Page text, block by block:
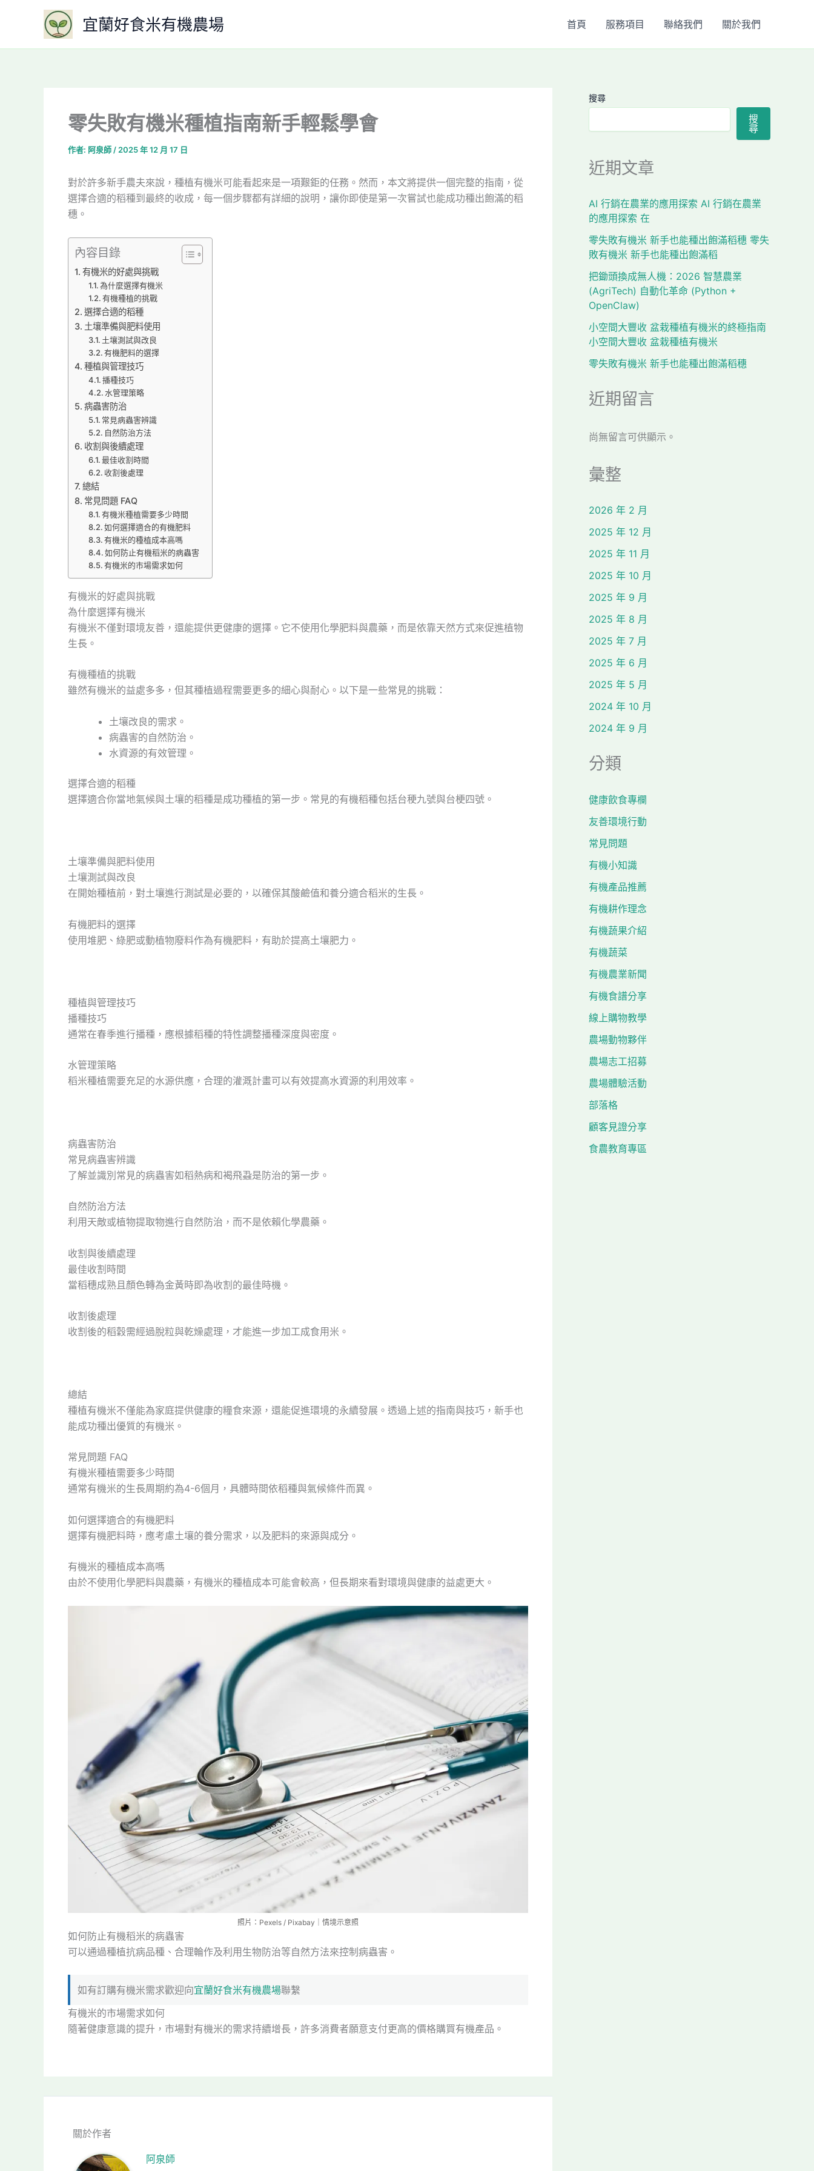
宜蘭好食米有機農場 首頁 服務項目 聯絡我們 關於我們
零失敗有機米種植指南新手輕鬆學會
作者: 阿泉師 / 2025 年 12 月 17 日
對於許多新手農夫來說，種植有機米可能看起來是一項艱鉅的任務。然而，本文將提供一個完整的指南，從
選擇合適的稻種到最終的收成，每一個步驟都有詳細的說明，讓你即使是第一次嘗試也能成功種出飽滿的稻
穗。
內容目錄
有機米的好處與挑戰
為什麼選擇有機米
有機種植的挑戰
選擇合適的稻種
土壤準備與肥料使用
土壤測試與改良
有機肥料的選擇
種植與管理技巧
播種技巧
水管理策略
病蟲害防治
常見病蟲害辨識
自然防治方法
收割與後續處理
最佳收割時間
收割後處理
總結
常見問題 FAQ
有機米種植需要多少時間
如何選擇適合的有機肥料
有機米的種植成本高嗎
如何防止有機稻米的病蟲害
有機米的市場需求如何
有機米的好處與挑戰
為什麼選擇有機米
有機米不僅對環境友善，還能提供更健康的選擇。它不使用化學肥料與農藥，而是依靠天然方式來促進植物
生長。
有機種植的挑戰
雖然有機米的益處多多，但其種植過程需要更多的細心與耐心。以下是一些常見的挑戰：
土壤改良的需求。
病蟲害的自然防治。
水資源的有效管理。
選擇合適的稻種
選擇適合你當地氣候與土壤的稻種是成功種植的第一步。常見的有機稻種包括台稉九號與台梗四號。
土壤準備與肥料使用
土壤測試與改良
在開始種植前，對土壤進行測試是必要的，以確保其酸鹼值和養分適合稻米的生長。
有機肥料的選擇
使用堆肥、綠肥或動植物廢料作為有機肥料，有助於提高土壤肥力。
種植與管理技巧
播種技巧
通常在春季進行播種，應根據稻種的特性調整播種深度與密度。
水管理策略
稻米種植需要充足的水源供應，合理的灌溉計畫可以有效提高水資源的利用效率。
病蟲害防治
常見病蟲害辨識
了解並識別常見的病蟲害如稻熱病和褐飛蝨是防治的第一步。
自然防治方法
利用天敵或植物提取物進行自然防治，而不是依賴化學農藥。
收割與後續處理
最佳收割時間
當稻穗成熟且顏色轉為金黃時即為收割的最佳時機。
收割後處理
收割後的稻穀需經過脫粒與乾燥處理，才能進一步加工成食用米。
總結
種植有機米不僅能為家庭提供健康的糧食來源，還能促進環境的永續發展。透過上述的指南與技巧，新手也
能成功種出優質的有機米。
常見問題 FAQ
有機米種植需要多少時間
通常有機米的生長周期約為4-6個月，具體時間依稻種與氣候條件而異。
如何選擇適合的有機肥料
選擇有機肥料時，應考慮土壤的養分需求，以及肥料的來源與成分。
有機米的種植成本高嗎
由於不使用化學肥料與農藥，有機米的種植成本可能會較高，但長期來看對環境與健康的益處更大。
照片：Pexels / Pixabay｜情境示意照
如何防止有機稻米的病蟲害
可以通過種植抗病品種、合理輪作及利用生物防治等自然方法來控制病蟲害。
如有訂購有機米需求歡迎向宜蘭好食米有機農場聯繫
有機米的市場需求如何
隨著健康意識的提升，市場對有機米的需求持續增長，許多消費者願意支付更高的價格購買有機產品。
關於作者
阿泉師
搜尋
搜
尋
近期文章
AI 行銷在農業的應用探索 AI 行銷在農業
的應用探索 在
零失敗有機米 新手也能種出飽滿稻穗 零失
敗有機米 新手也能種出飽滿稻
把鋤頭換成無人機：2026 智慧農業
(AgriTech) 自動化革命 (Python +
OpenClaw)
小空間大豐收 盆栽種植有機米的終極指南
小空間大豐收 盆栽種植有機米
零失敗有機米 新手也能種出飽滿稻穗
近期留言
尚無留言可供顯示。
彙整
2026 年 2 月
2025 年 12 月
2025 年 11 月
2025 年 10 月
2025 年 9 月
2025 年 8 月
2025 年 7 月
2025 年 6 月
2025 年 5 月
2024 年 10 月
2024 年 9 月
分類
健康飲食專欄
友善環境行動
常見問題
有機小知識
有機產品推薦
有機耕作理念
有機蔬果介紹
有機蔬菜
有機農業新聞
有機食譜分享
線上購物教學
農場動物夥伴
農場志工招募
農場體驗活動
部落格
顧客見證分享
食農教育專區